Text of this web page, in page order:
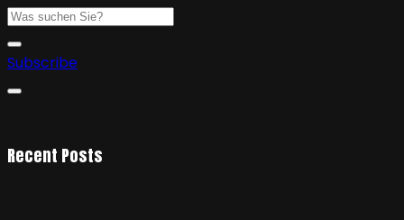
Subscribe
Recent Posts